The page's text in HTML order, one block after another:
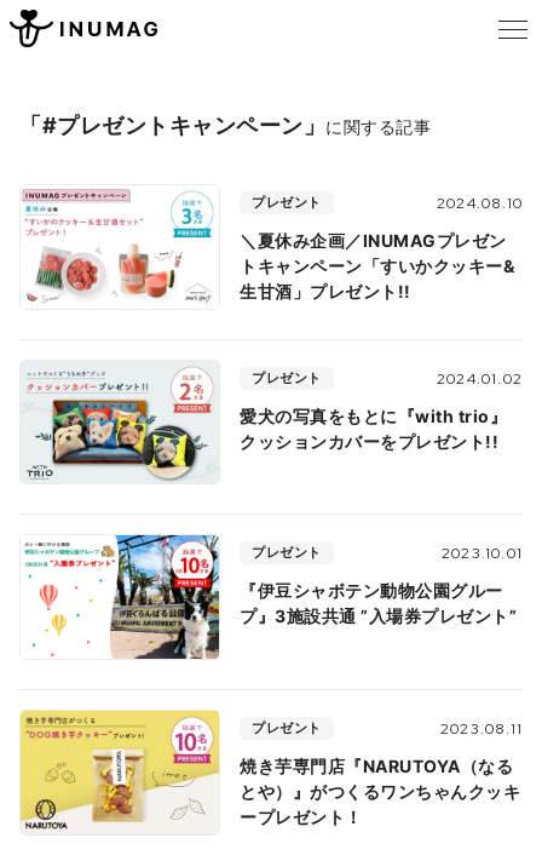
「#プレゼントキャンペーン」 に関する記事
プレゼント 2024.08.10
＼夏休み企画／INUMAGプレゼン
トキャンペーン「すいかクッキー&
生甘酒」プレゼント!!
プレゼント 2024.01.02
愛犬の写真をもとに『with trio』
クッションカバーをプレゼント!!
プレゼント 2023.10.01
『伊豆シャボテン動物公園グルー
プ』3施設共通 ”入場券プレゼント”
プレゼント 2023.08.11
焼き芋専門店『NARUTOYA（なる
とや）』がつくるワンちゃんクッキ
ープレゼント！